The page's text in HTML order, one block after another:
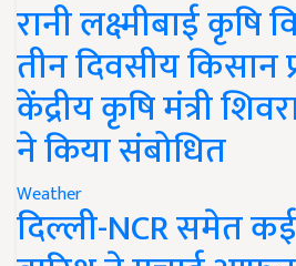
रानी लक्ष्मीबाई कृषि
तीन दिवसीय किसान
केंद्रीय कृषि मंत्री
ने किया संबोधित
Weather
दिल्ली-NCR समेत